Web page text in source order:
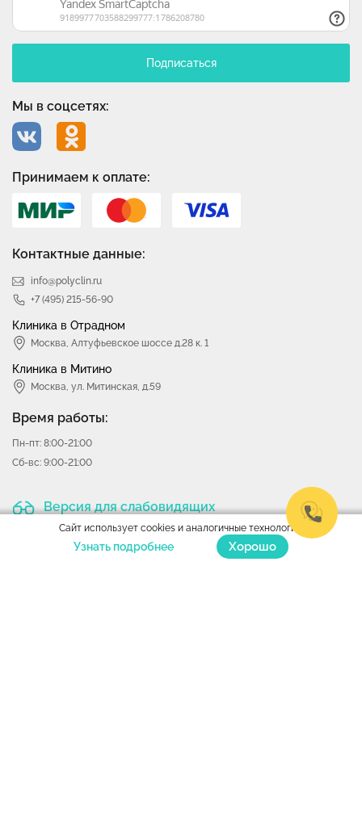
Контактные данные:
info@polyclin.ru
+7 (495) 215-56-90
Клиника в Отрадном
Москва, Алтуфьевское шоссе д.28 к. 1
Клиника в Митино
Москва, ул. Митинская, д.59
Время работы:
Пн-пт: 8:00-21:00
Сб-вс: 9:00-21:00
Мы в соцсетях:
Подписаться
Версия для слабовидящих
Принимаем к оплате:
Сайт использует cookies и аналогичные технологии.
Узнать подробнее Хорошо